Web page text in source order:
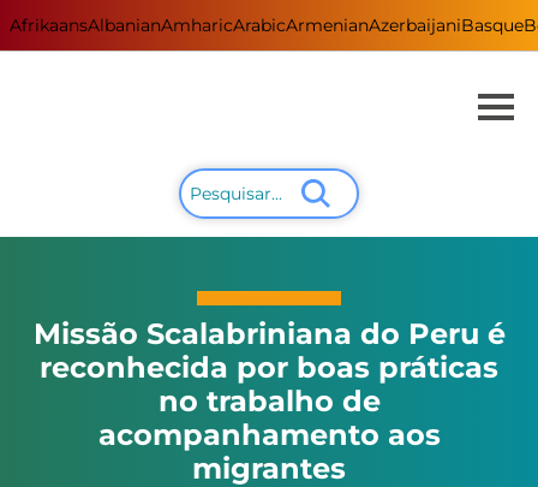
AfrikaansAlbanianAmharicArabicArmenianAzerbaijaniBasque
Missão Scalabriniana do Peru é
reconhecida por boas práticas
no trabalho de
acompanhamento aos
migrantes